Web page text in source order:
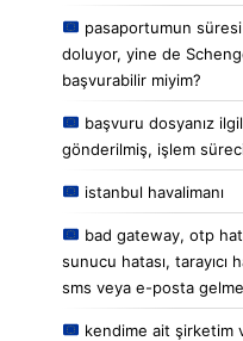
pasaportumun
doluyor, yine de
başvurabilir miyim?
başvuru dosyanız
gönderilmiş, işlem süreci
istanbul havalimanı
bad gateway, otp
sunucu hatası, tarayıcı
sms veya e-posta
kendime ait şirketim